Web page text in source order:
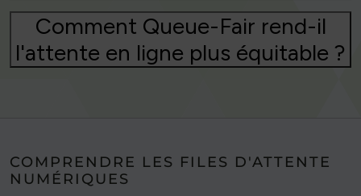
Comment Queue-Fair rend-il
l'attente en ligne plus équitable ?
COMPRENDRE LES FILES D'ATTENTE
NUMÉRIQUES